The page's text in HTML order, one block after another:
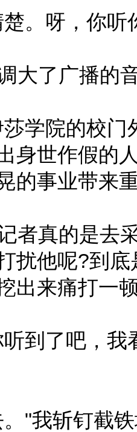
。呀，你听
大了广播的
院的校门
身世作假的
的事业带
者真的是去
扰他呢?到
出来痛打一
到了吧，我
"我斩钉截